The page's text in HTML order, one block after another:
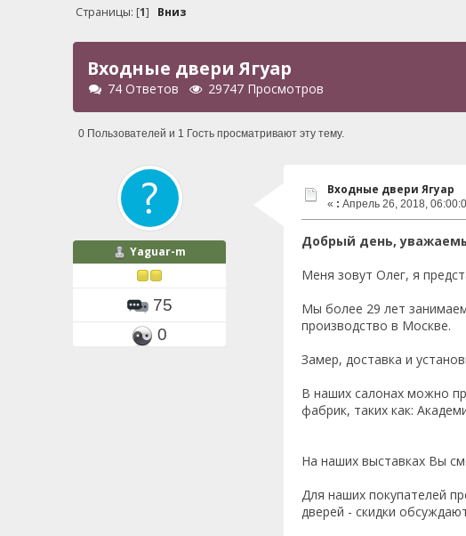
Страницы: [1] Вниз
Входные двери Ягуар
74 Ответов 29747 Просмотров
0 Пользователей и 1 Гость просматривают эту тему.
Yaguar-m
75
0
Входные двери Ягуар
« : Апрель 26, 2018,
Добрый день,
Меня зовут Олег, я
Мы более 29 лет
производство в Москве.
Замер, доставка и
В наших салонах можно
фабрик, таких как:
На наших выставках Вы
Для наших покупателей
дверей - скидки